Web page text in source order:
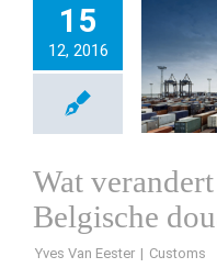
15
12, 2016
Wat
Belgische
Yves Van Eester